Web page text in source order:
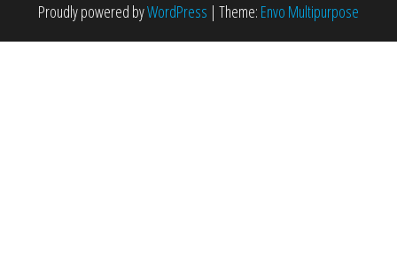
Proudly powered byWordPress | Theme: Envo Multipurpose